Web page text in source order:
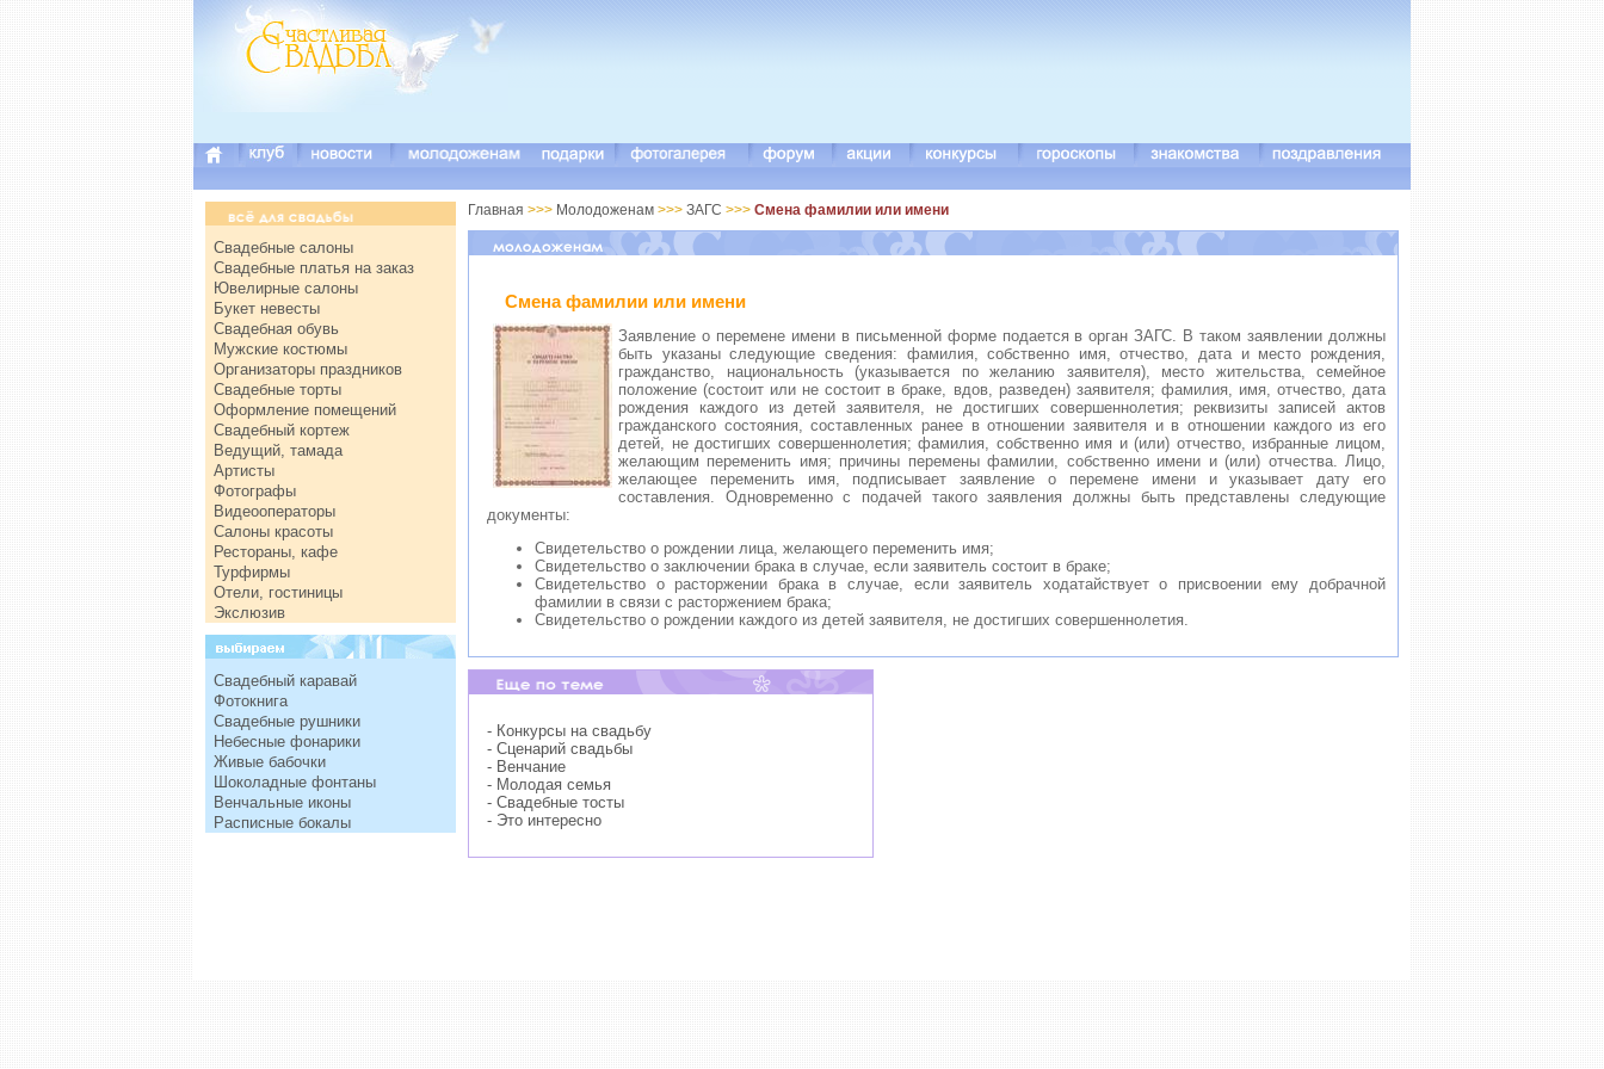
Свадебные салоны
Свадебные платья на заказ
Ювелирные салоны
Букет невесты
Свадебная обувь
Мужские костюмы
Организаторы праздников
Свадебные торты
Оформление помещений
Свадебный кортеж
Ведущий, тамада
Артисты
Фотографы
Видеооператоры
Салоны красоты
Рестораны, кафе
Турфирмы
Отели, гостиницы
Экслюзив
Свадебный каравай
Фотокнига
Свадебные рушники
Небесные фонарики
Живые бабочки
Шоколадные фонтаны
Венчальные иконы
Расписные бокалы
Главная >>> Молодоженам >>> ЗАГС >>> Смена фамилии или имени
Смена фамилии или имени
Заявление о перемене имени в письменной форме подается в орган ЗАГС. В таком заявлении должны
быть указаны следующие сведения: фамилия, собственно имя, отчество, дата и место рождения,
гражданство, национальность (указывается по желанию заявителя), место жительства, семейное
положение (состоит или не состоит в браке, вдов, разведен) заявителя; фамилия, имя, отчество, дата
рождения каждого из детей заявителя, не достигших совершеннолетия; реквизиты записей актов
гражданского состояния, составленных ранее в отношении заявителя и в отношении каждого из его
детей, не достигших совершеннолетия; фамилия, собственно имя и (или) отчество, избранные лицом,
желающим переменить имя; причины перемены фамилии, собственно имени и (или) отчества. Лицо,
желающее переменить имя, подписывает заявление о перемене имени и указывает дату его
составления. Одновременно с подачей такого заявления должны быть представлены следующие
документы:
Свидетельство о рождении лица, желающего переменить имя;
Свидетельство о заключении брака в случае, если заявитель состоит в браке;
Свидетельство о расторжении брака в случае, если заявитель ходатайствует о присвоении ему добрачной
фамилии в связи с расторжением брака;
Свидетельство о рождении каждого из детей заявителя, не достигших совершеннолетия.
- Конкурсы на свадьбу
- Сценарий свадьбы
- Венчание
- Молодая семья
- Свадебные тосты
- Это интересно